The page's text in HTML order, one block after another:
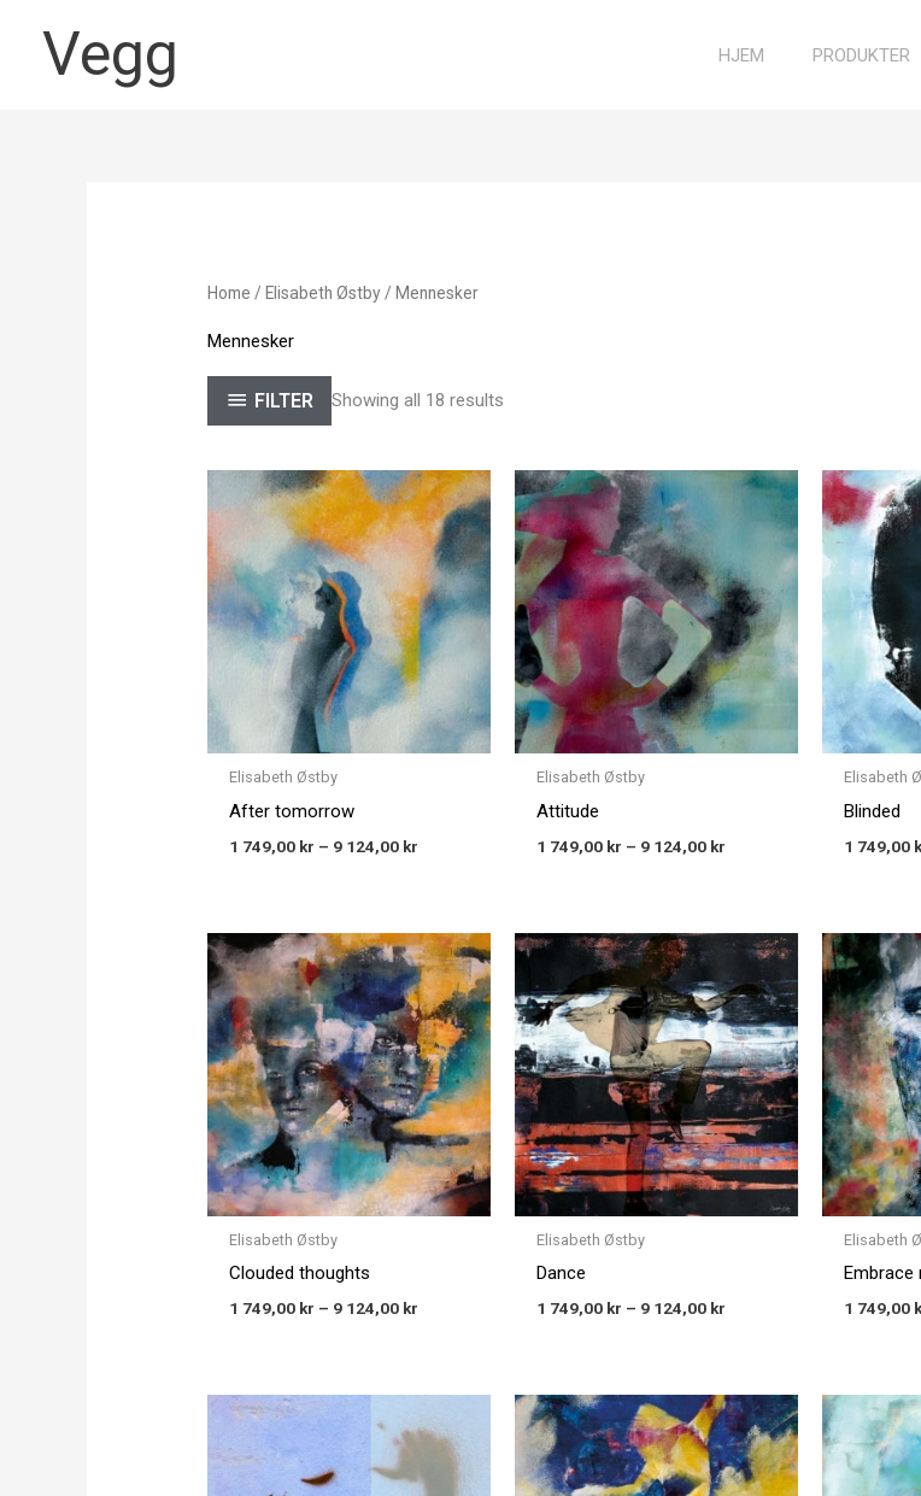
contentVegg HJEM PRODUKTER
Home / Elisabeth Østby / Mennesker
Mennesker
FILTER Showing all 18 results
Elisabeth Østby
After tomorrow
1 749,00 kr – 9 124,00 kr
Price
range:
1 749,00 kr
through
9 124,00 kr
Elisabeth Østby
Attitude
1 749,00 kr – 9 124,00 kr
Price
1 749,00 kr
9 124,00 kr
Elisabeth
Blinded
1 749,00
Elisabeth Østby
Clouded thoughts
1 749,00 kr – 9 124,00 kr
Price
range:
1 749,00 kr
through
9 124,00 kr
Elisabeth Østby
Dance
1 749,00 kr – 9 124,00 kr
Price
range:
1 749,00 kr
through
9 124,00 kr
Elisabeth
Embrace
1 749,00
range:
1 749,00 kr
through
9 124,00 kr
Price
range:
1 749,00 kr
through
9 124,00 kr